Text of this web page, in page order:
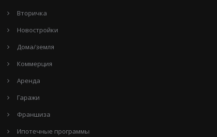
Вторичка
Новостройки
Дома/земля
Коммерция
Аренда
Гаражи
Франшиза
Ипотечные программы